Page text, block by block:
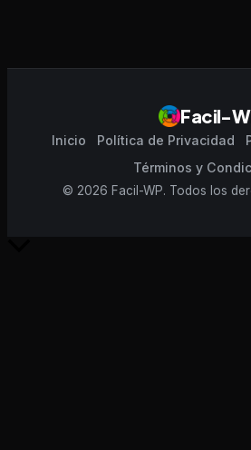
Facil-
Inicio Política de Privacidad
Términos y
© 2026 Facil-WP. Todos los